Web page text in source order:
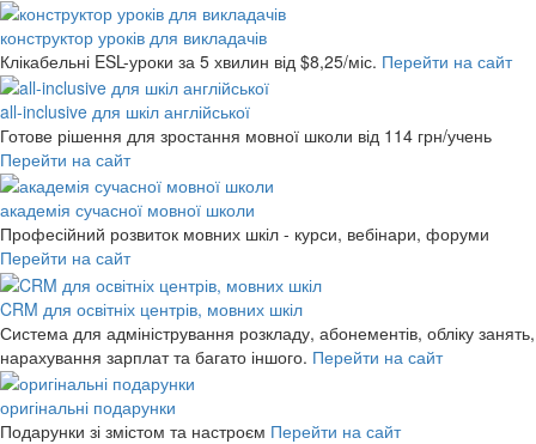
конструктор уроків для викладачів
Клікабельні ESL-уроки за 5 хвилин від $8,25/міс. Перейти на сайт
all-inclusive для шкіл англійської
Готове рішення для зростання мовної школи від 114 грн/учень
Перейти на сайт
академія сучасної мовної школи
Професійний розвиток мовних шкіл - курси, вебінари, форуми
Перейти на сайт
CRM для освітніх центрів, мовних шкіл
Система для адміністрування розкладу, абонементів, обліку занять,
нарахування зарплат та багато іншого. Перейти на сайт
оригінальні подарунки
Подарунки зі змістом та настроєм Перейти на сайт